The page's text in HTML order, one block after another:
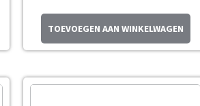
TOEVOEGEN AAN WINKELWAGEN